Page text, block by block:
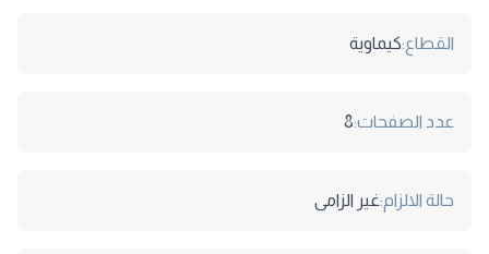
القطاع:كيماوية
عدد الصفحات:8
حالة الالزام:غير الزامى